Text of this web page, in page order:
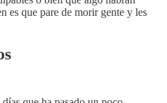
es que pare de morir gente y les